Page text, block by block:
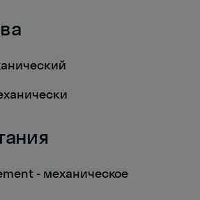
- механическое